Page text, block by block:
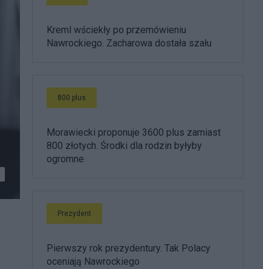
Kreml wściekły po przemówieniu
Nawrockiego. Zacharowa dostała szału
800 plus
Morawiecki proponuje 3600 plus zamiast
800 złotych. Środki dla rodzin byłyby
ogromne
Prezydent
Pierwszy rok prezydentury. Tak Polacy
oceniają Nawrockiego